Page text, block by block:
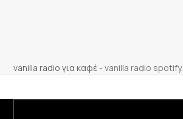
vanilla radio για καφέ -vanilla radio spotify